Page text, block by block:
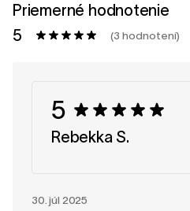
Priemerné hodnotenie
5
(3 hodnotení)
5
Rebekka S.
30. júl 2025